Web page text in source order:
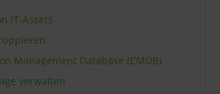
IT-Assets
Management Database (CMDB)
verwalten